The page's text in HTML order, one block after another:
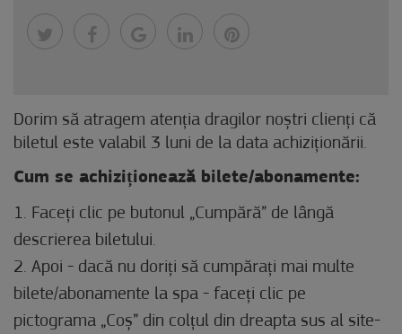
Dorim să atragem atenția dragilor noștri clienți că
biletul este valabil 3 luni de la data achiziționării.
Cum se achiziționează bilete/abonamente:
1. Faceți clic pe butonul „Cumpără” de lângă
descrierea biletului.
2. Apoi - dacă nu doriți să cumpărați mai multe
bilete/abonamente la spa - faceți clic pe
pictograma „Coș” din colțul din dreapta sus al site-